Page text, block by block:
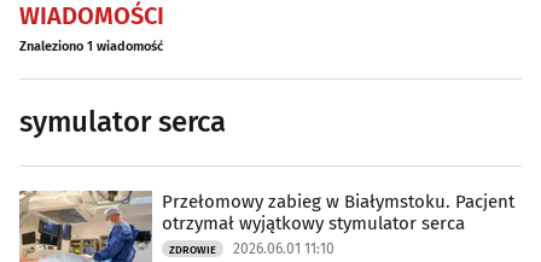
WIADOMOŚCI
Znaleziono 1 wiadomość
symulator serca
Przełomowy zabieg w Białymstoku. Pacjent
otrzymał wyjątkowy stymulator serca
ZDROWIE 2026.06.01 11:10